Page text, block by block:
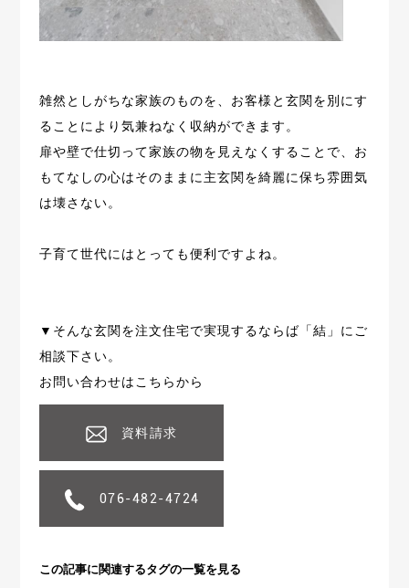
雑然としがちな家族のものを、お客様と玄関を別にす
ることにより気兼ねなく収納ができます。
扉や壁で仕切って家族の物を見えなくすることで、 お
もてなしの心はそのままに主玄関を綺麗に保ち雰囲気
は壊さない。
子育て世代にはとっても便利ですよね。
▼そんな玄関を注文住宅で実現するならば「結」にご
相談下さい。
お問い合わせはこちらから
資料請求
076-482-4724
この記事に関連するタグの一覧を見る